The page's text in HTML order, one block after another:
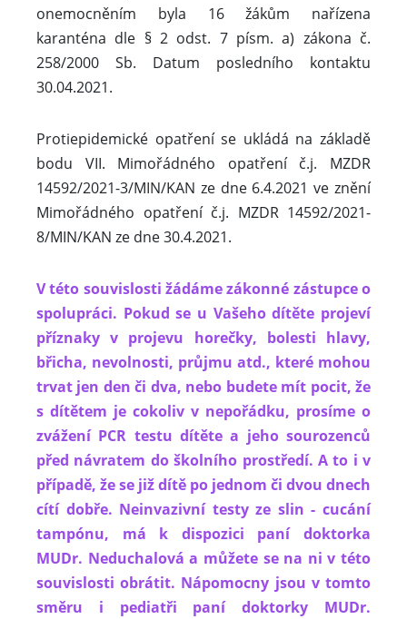
onemocněním byla 16 žákům nařízena
karanténa dle § 2 odst. 7 písm. a) zákona č.
258/2000 Sb. Datum posledního kontaktu
30.04.2021.
Protiepidemické opatření se ukládá na základě
bodu VII. Mimořádného opatření č.j. MZDR
14592/2021-3/MIN/KAN ze dne 6.4.2021 ve znění
Mimořádného opatření č.j. MZDR 14592/2021-
8/MIN/KAN ze dne 30.4.2021.
V této souvislosti žádáme zákonné zástupce o
spolupráci. Pokud se u Vašeho dítěte projeví
příznaky v projevu horečky, bolesti hlavy,
břicha, nevolnosti, průjmu atd., které mohou
trvat jen den či dva, nebo budete mít pocit, že
s dítětem je cokoliv v nepořádku, prosíme o
zvážení PCR testu dítěte a jeho sourozenců
před návratem do školního prostředí. A to i v
případě, že se již dítě po jednom či dvou dnech
cítí dobře. Neinvazivní testy ze slin - cucání
tampónu, má k dispozici paní doktorka
MUDr. Neduchalová a můžete se na ni v této
souvislosti obrátit. Nápomocny jsou v tomto
směru i pediatři paní doktorky MUDr.